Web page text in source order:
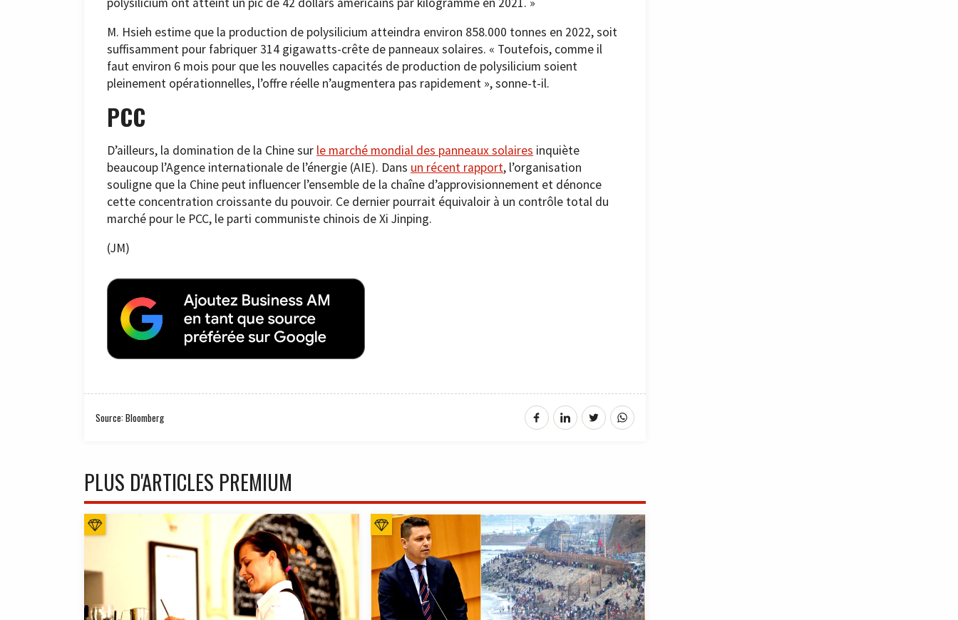
M. Hsieh estime que la production de polysilicium atteindra environ 858.000 tonnes en 2022, soit
suffisamment pour fabriquer 314 gigawatts-crête de panneaux solaires. « Toutefois, comme il
faut environ 6 mois pour que les nouvelles capacités de production de polysilicium soient
pleinement opérationnelles, l’offre réelle n’augmentera pas rapidement », sonne-t-il.
PCC
D’ailleurs, la domination de la Chine sur le marché mondial des panneaux solaires inquiète
beaucoup l’Agence internationale de l’énergie (AIE). Dans un récent rapport, l’organisation
souligne que la Chine peut influencer l’ensemble de la chaîne d’approvisionnement et dénonce
cette concentration croissante du pouvoir. Ce dernier pourrait équivaloir à un contrôle total du
marché pour le PCC, le parti communiste chinois de Xi Jinping.
(JM)
Source: Bloomberg
PLUS D'ARTICLES PREMIUM